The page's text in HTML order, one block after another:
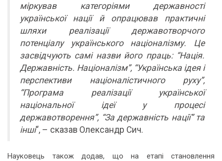
міркував категоріями державності
української нації й опрацював практичні
шляхи реалізації державотворчого
потенціалу українського націоналізму. Це
засвідчують самі назви його праць: “Нація.
Державність. Націоналізм”, “Українська ідея і
перспективи націоналістичного руху”,
“Програма реалізації української
національної ідеї у процесі
державотворення”, “За державність нації” та
інші“, – сказав Олександр Сич.
Науковець також додав, що на етапі становлення